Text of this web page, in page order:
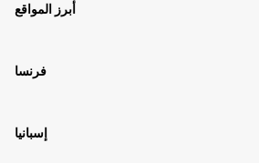
أبرز المواقع
فرنسا
إسبانيا